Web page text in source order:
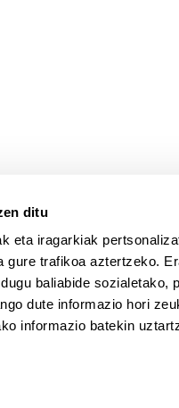
ditu
eta iragarkiak
trafikoa aztertzeko.
baliabide sozialetako,
dute informazio hori
informazio batekin